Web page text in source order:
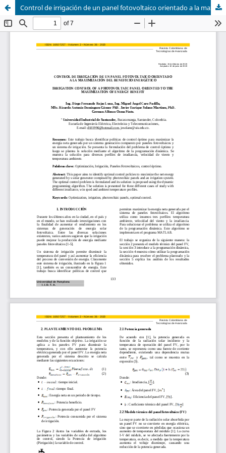
Control de irrigación de un panel fotovoltaico orientado a la maximización del beneficio energético